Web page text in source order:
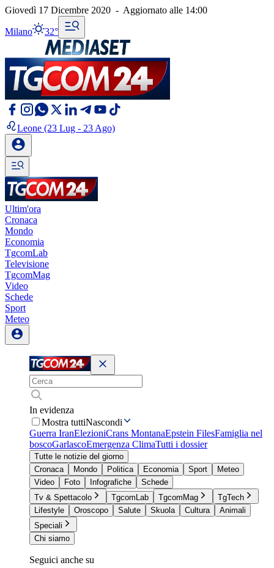
Giovedì 17 Dicembre 2020 - Aggiornato alle 14:00
Milano 32°
Leone (23 Lug - 23 Ago)
Ultim'ora
Cronaca
Mondo
Economia
TgcomLab
Televisione
TgcomMag
Video
Schede
Sport
Meteo
In evidenza
Mostra tuttiNascondi
Guerra IranElezioniCrans MontanaEpstein FilesFamiglia nel
boscoGarlascoEmergenza ClimaTutti i dossier
Tutte le notizie del giorno
Cronaca
Mondo Politica Economia Sport
Meteo
Video
Foto Infografiche
Schede
Tv & Spettacolo
TgcomLab TgcomMag
TgTech
Lifestyle
Oroscopo Salute Skuola Cultura
Animali
Speciali
Chi siamo
Seguici anche su